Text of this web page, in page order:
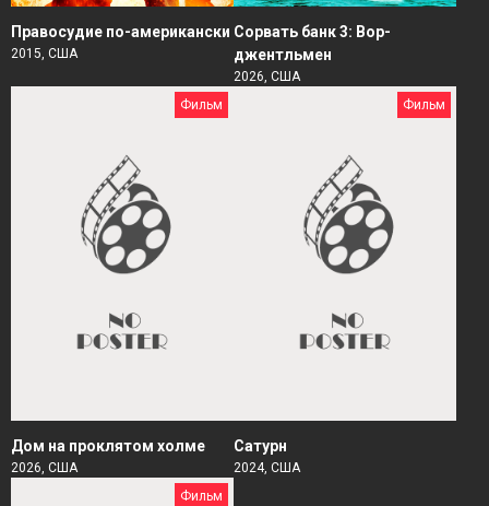
Правосудие по-американски
2015, США
Сорвать банк 3: Вор-
джентльмен
2026, США
Фильм
Дом на проклятом холме
2026, США
Фильм
Сатурн
2024, США
Фильм